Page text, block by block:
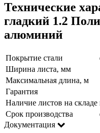
Технические
гладкий 1.2
алюминий
Покрытие стали
Ширина листа, мм
Максимальная длина, м
Гарантия
Наличие листов на складе
Срок производства
Документация